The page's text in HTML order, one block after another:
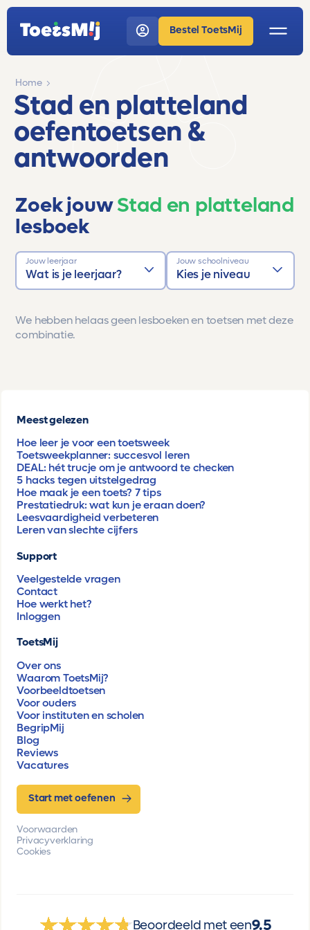
Bestel ToetsMij
Home
Stad en platteland
oefentoetsen &
antwoorden
Zoek jouwStad en platteland
lesboek
Jouw leerjaar
Wat is je leerjaar?
Jouw schoolniveau
Kies je niveau
We hebben helaas geen lesboeken en toetsen met deze
combinatie.
Meest gelezen
Hoe leer je voor een toetsweek
Toetsweekplanner: succesvol leren
DEAL: hét trucje om je antwoord te checken
5 hacks tegen uitstelgedrag
Hoe maak je een toets? 7 tips
Prestatiedruk: wat kun je eraan doen?
Leesvaardigheid verbeteren
Leren van slechte cijfers
Support
Veelgestelde vragen
Contact
Hoe werkt het?
Inloggen
ToetsMij
Over ons
Waarom ToetsMij?
Voorbeeldtoetsen
Voor ouders
Voor instituten en scholen
BegripMij
Blog
Reviews
Vacatures
Start met oefenen
Voorwaarden
Privacyverklaring
Cookies
Beoordeeld met een9.5